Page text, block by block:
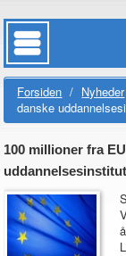
Forsiden / Nyheder
danske
100 millioner fra